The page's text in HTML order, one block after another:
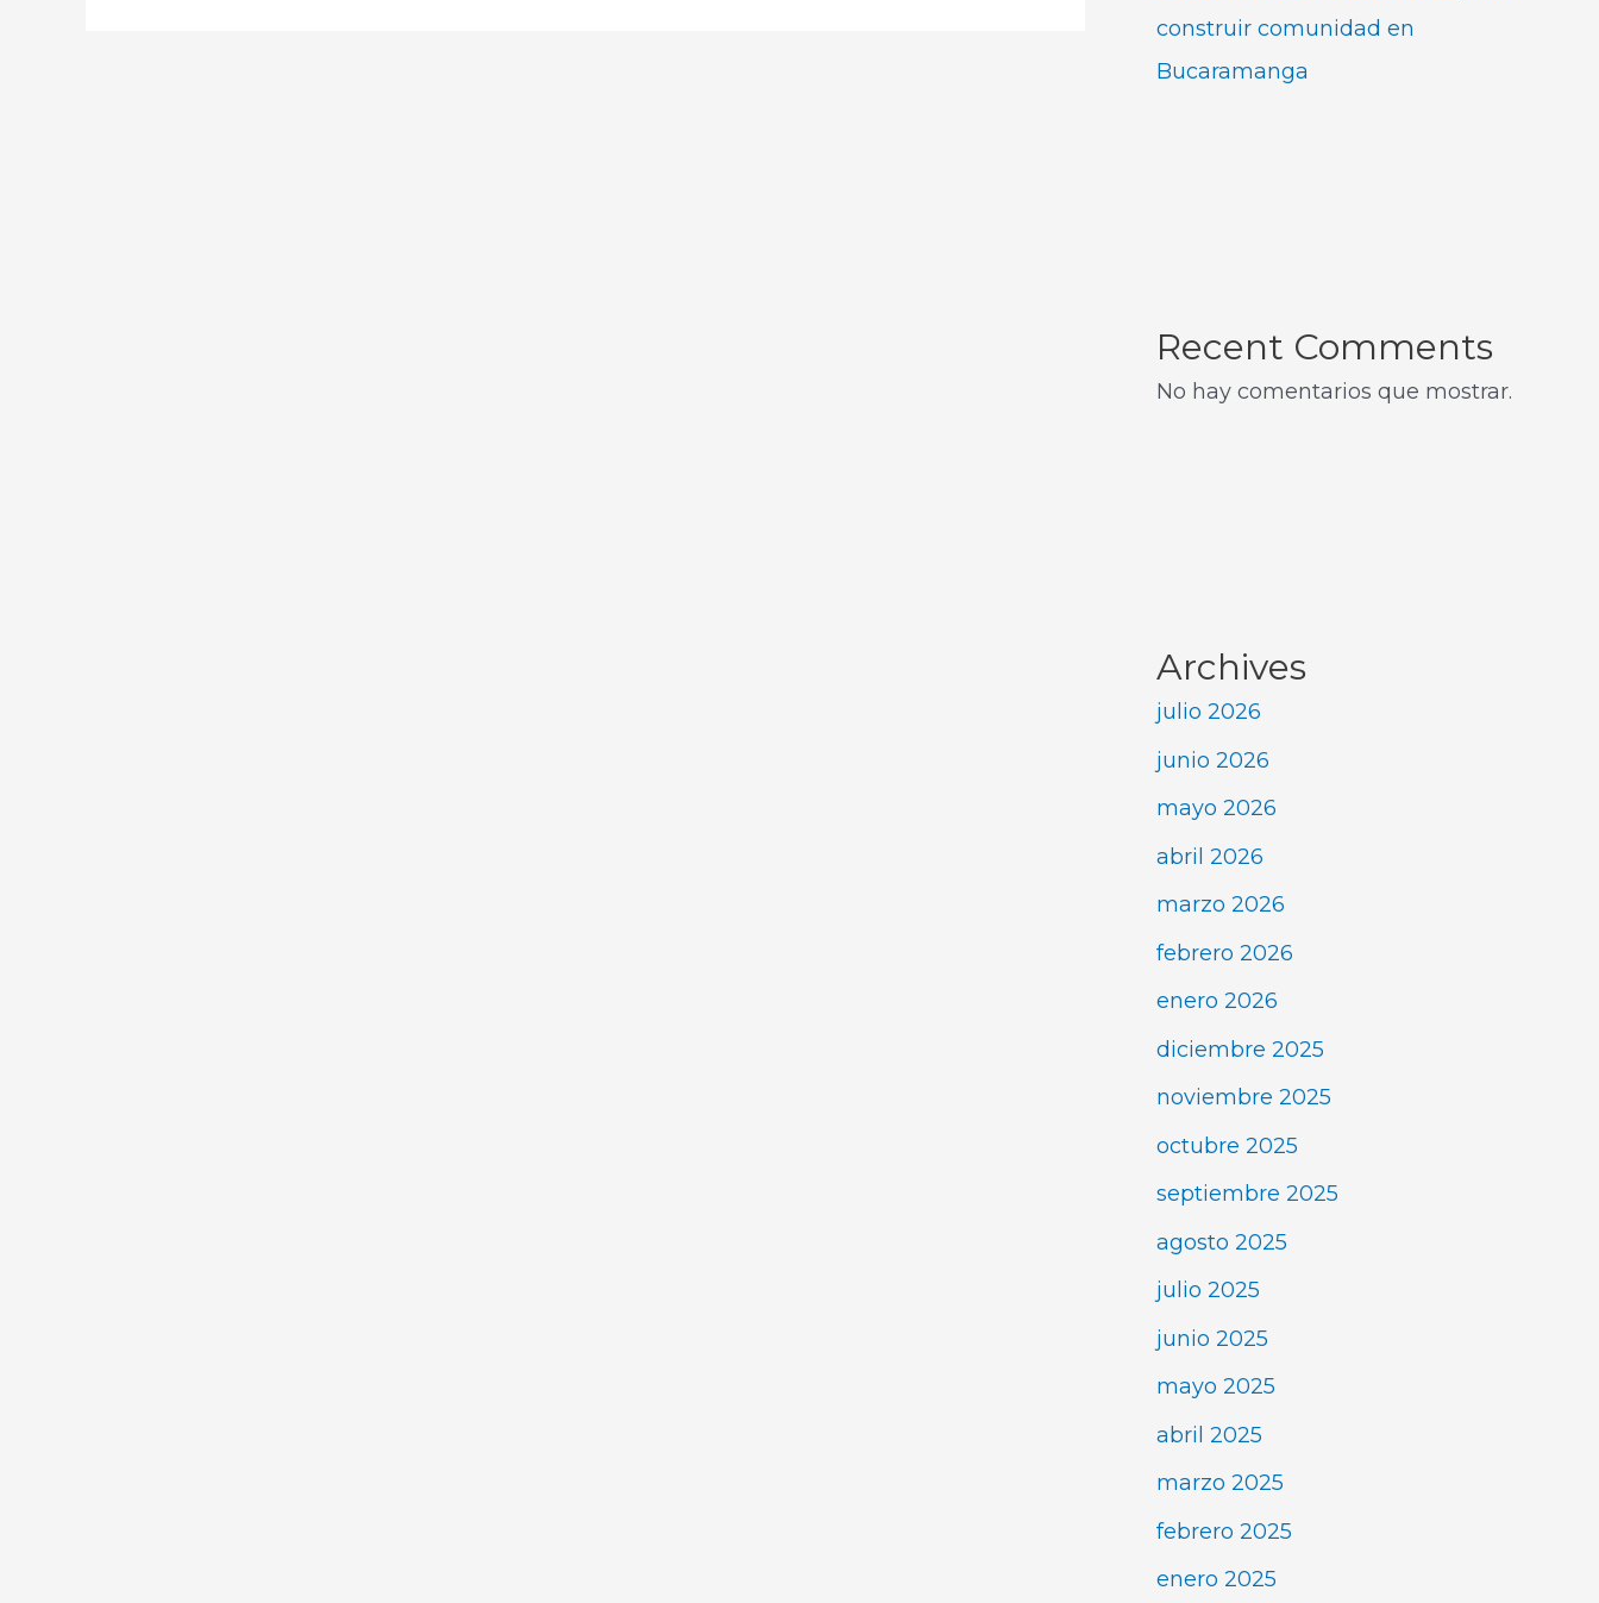
construir comunidad en
Bucaramanga
Recent Comments
No hay comentarios que mostrar.
Archives
julio 2026
junio 2026
mayo 2026
abril 2026
marzo 2026
febrero 2026
enero 2026
diciembre 2025
noviembre 2025
octubre 2025
septiembre 2025
agosto 2025
julio 2025
junio 2025
mayo 2025
abril 2025
marzo 2025
febrero 2025
enero 2025